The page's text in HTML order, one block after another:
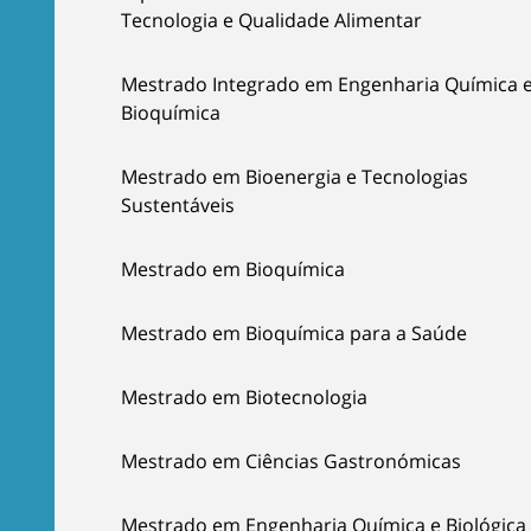
Tecnologia e Qualidade Alimentar
Mestrado Integrado em Engenharia Química
Bioquímica
Mestrado em Bioenergia e Tecnologias
Sustentáveis
Mestrado em Bioquímica
Mestrado em Bioquímica para a Saúde
Mestrado em Biotecnologia
Mestrado em Ciências Gastronómicas
Mestrado em Engenharia Química e Biológica